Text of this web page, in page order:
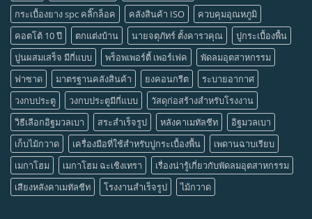
กระเบื้องยาง spc คลิ๊กล็อค
คลังสินค้า ISO
ควบคุมอุณหภูมิ
คอตโต้ 10 ปี
ตกแต่งบ้าน นายจตุภัทร์ ตั้งคารวคุณ
ปูกระเบื้องพื้น
ปูนผสมเสร็จ มีกี่แบบ
พร็อพเพอร์ตี้ เพอร์เฟค
พัดลมอุตสาหกรรม
ฟาซาด
มาตรฐานคลังสินค้า ยงคอนกรีต
ระบายอากาศ
วงกบประตู
วงกบประตูมีกี่แบบ
วัสดุก่อสร้างสำหรับโรงงาน
วิธีเลือกอิฐมวลเบา
สระสำเร็จรูป หลังคาเมทัลชีท
อิฐมวลเบา
เก็บไม้กวาด
เครื่องมือที่ใช้สำหรับปูกระเบื้องพื้น
เพดานฉาบเรียบ
เมกาโฮม
เมกาโฮม ฉะเชิงเทรา
เรื่องน่ารู้เกี่ยวกับพัดลมอุตสาหกรรม
เสียงหลังคาเมทัลชีท
โรงงานสำเร็จรูป ไม้กวาด